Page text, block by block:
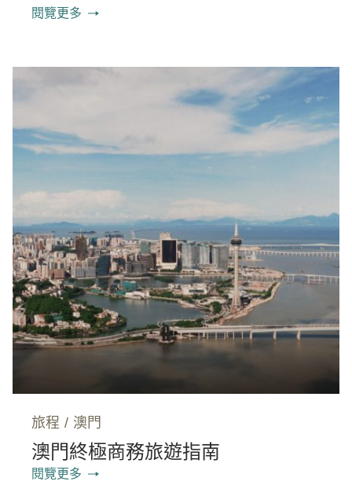
閱覽更多
旅程 / 澳門
澳門終極商務旅遊指南
閱覽更多